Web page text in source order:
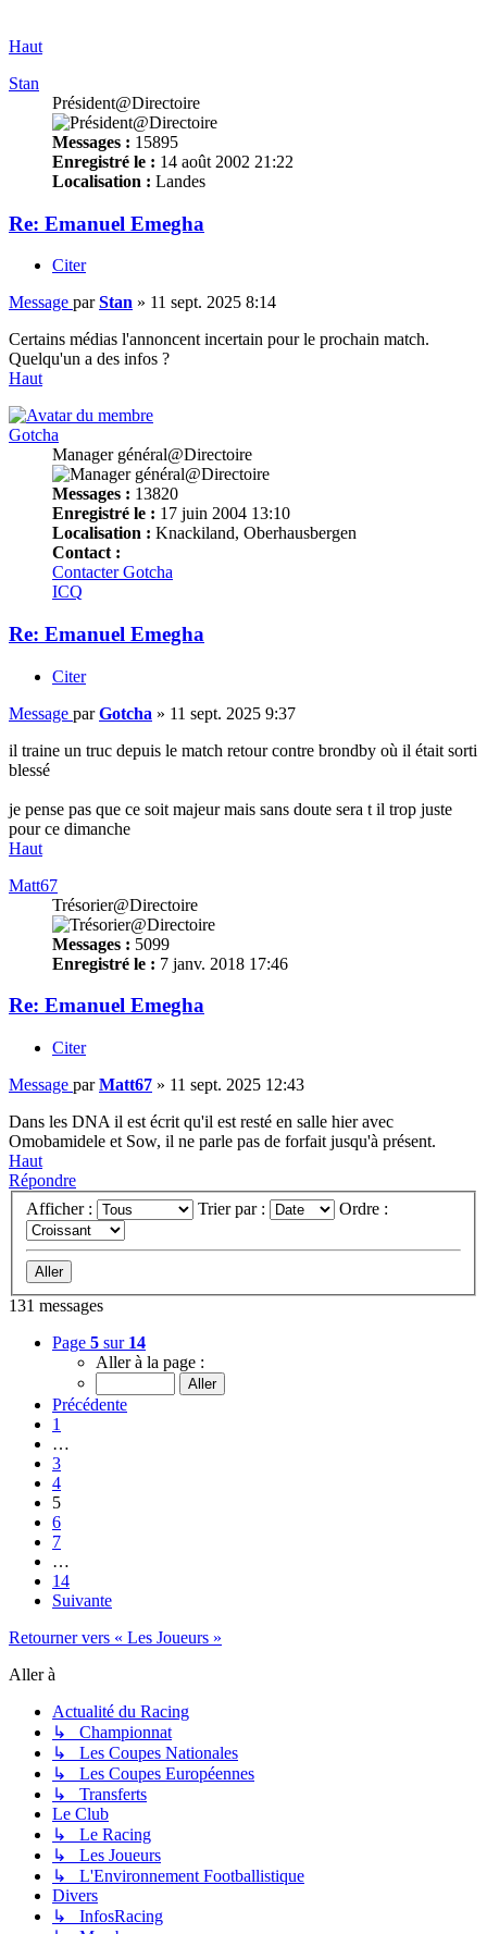
Haut
Stan
Président@Directoire
Messages : 15895
Enregistré le : 14 août 2002 21:22
Localisation : Landes
Re: Emanuel Emegha
Citer
Message parStan » 11 sept. 2025 8:14
Certains médias l'annoncent incertain pour le prochain match.
Quelqu'un a des infos ?
Haut
Gotcha
Manager général@Directoire
Messages : 13820
Enregistré le : 17 juin 2004 13:10
Localisation : Knackiland, Oberhausbergen
Contact :
Contacter Gotcha
ICQ
Re: Emanuel Emegha
Citer
Message parGotcha » 11 sept. 2025 9:37
il traine un truc depuis le match retour contre brondby où il était sorti
blessé
je pense pas que ce soit majeur mais sans doute sera t il trop juste
pour ce dimanche
Haut
Matt67
Trésorier@Directoire
Messages : 5099
Enregistré le : 7 janv. 2018 17:46
Re: Emanuel Emegha
Citer
Message parMatt67 » 11 sept. 2025 12:43
Dans les DNA il est écrit qu'il est resté en salle hier avec
Omobamidele et Sow, il ne parle pas de forfait jusqu'à présent.
Haut
Répondre
Afficher :
Trier par : Ordre :
131 messages
Page 5 sur 14
Aller à la page :
Précédente
1
…
3
4
5
6
7
…
14
Suivante
Retourner vers « Les Joueurs »
Aller à
Actualité du Racing
↳ Championnat
↳ Les Coupes Nationales
↳ Les Coupes Européennes
↳ Transferts
Le Club
↳ Le Racing
↳ Les Joueurs
↳ L'Environnement Footballistique
Divers
↳ InfosRacing